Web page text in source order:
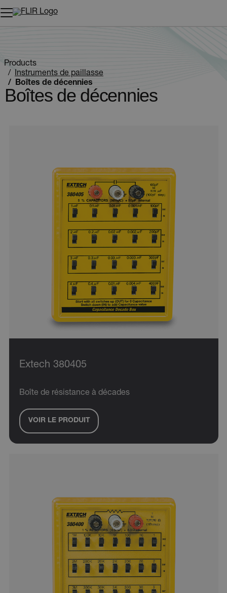
Unread messages
Modèle
Supprimer
articles
Ajouter au panier
Ajouté au panier
Products
Instruments de paillasse
Boîtes de décennies
Boîtes de décennies
Extech 380405
Boîte de résistance à décades
VOIR LE PRODUIT